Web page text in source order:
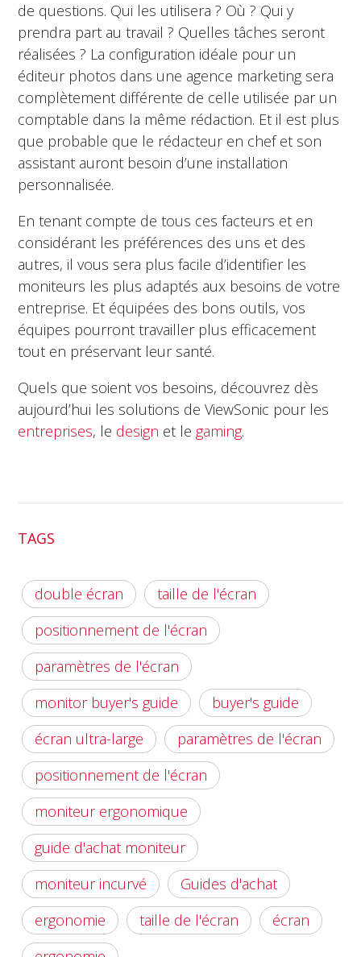
de questions. Qui les utilisera ? Où ? Qui y
prendra part au travail ? Quelles tâches seront
réalisées ? La configuration idéale pour un
éditeur photos dans une agence marketing sera
complètement différente de celle utilisée par un
comptable dans la même rédaction. Et il est plus
que probable que le rédacteur en chef et son
assistant auront besoin d’une installation
personnalisée.
En tenant compte de tous ces facteurs et en
considérant les préférences des uns et des
autres, il vous sera plus facile d’identifier les
moniteurs les plus adaptés aux besoins de votre
entreprise. Et équipées des bons outils, vos
équipes pourront travailler plus efficacement
tout en préservant leur santé.
Quels que soient vos besoins, découvrez dès
aujourd’hui les solutions de ViewSonic pour les
entreprises, le design et le gaming.
TAGS
double écran
taille de l'écran
positionnement de l'écran
paramètres de l'écran
monitor buyer's guide
buyer's guide
écran ultra-large
paramètres de l'écran
positionnement de l'écran
moniteur ergonomique
guide d'achat moniteur
moniteur incurvé
Guides d'achat
ergonomie
taille de l'écran
écran